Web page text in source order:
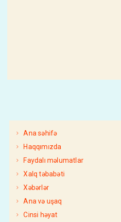
Ana səhifə
Haqqımızda
Faydalı məlumatlar
Xalq təbabəti
Xəbərlər
Ana və uşaq
Cinsi həyat